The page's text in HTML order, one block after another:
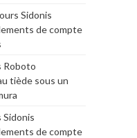
Sidonis
de compte
Roboto
tiède sous un
Sidonis
de compte